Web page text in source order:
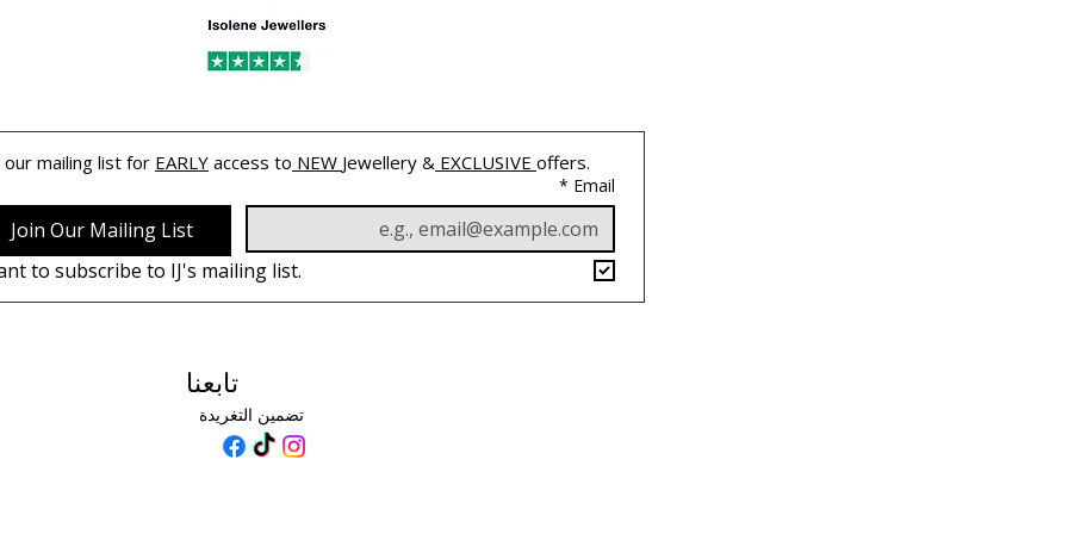
our mailing list for EARLY access to NEW Jewellery & EXCLUSIVE offers.
Email
*
Join Our Mailing List
to subscribe to IJ's mailing list.
تابعنا
تضمين التغريدة